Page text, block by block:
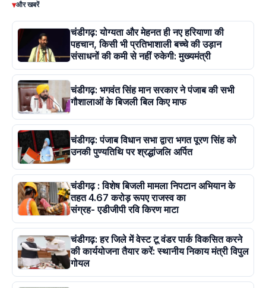
▾और खबरें
चंडीगढ़: योग्यता और मेहनत ही नए हरियाणा की
पहचान, किसी भी प्रतिभाशाली बच्चे की उड़ान
संसाधनों की कमी से नहीं रुकेगी: मुख्यमंत्री
चंडीगढ़: भगवंत सिंह मान सरकार ने पंजाब की सभी
गौशालाओं के बिजली बिल किए माफ
चंडीगढ़: पंजाब विधान सभा द्वारा भगत पूरण सिंह को
उनकी पुण्यतिथि पर श्रद्धांजलि अर्पित
चंडीगढ़ : विशेष बिजली मामला निपटान अभियान के
तहत 4.67 करोड़ रूपए राजस्व का
संग्रह- एडीजीपी रवि किरण माटा
चंडीगढ़: हर जिले में वेस्ट टू वंडर पार्क विकसित करने
की कार्ययोजना तैयार करें: स्थानीय निकाय मंत्री विपुल
गोयल